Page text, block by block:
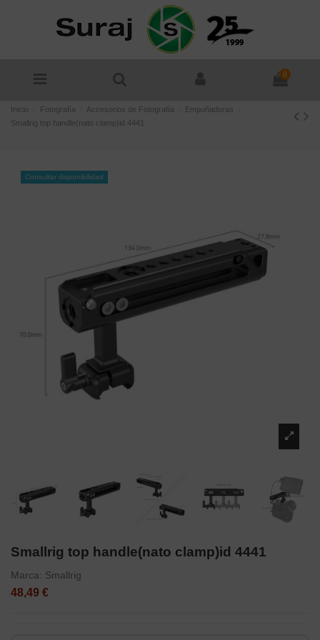
0
Inicio Fotografía Accesorios de Fotografía
Empuñaduras
Smallrig top handle(nato clamp)id 4441
Consultar disponibilidad
Smallrig top handle(nato clamp)id 4441
Marca: Smallrig
48,49 €